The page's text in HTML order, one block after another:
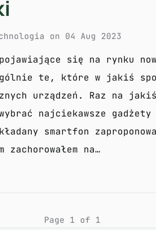
on 04 Aug 2023
się na rynku
te, które w jakiś
urządzeń. Raz na
najciekawsze
smartfon
na…
Page 1 of 1